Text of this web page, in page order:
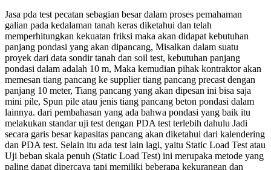
Jasa pda test pecatan sebagian besar dalam proses pemahaman
galian pada kedalaman tanah keras diketahui dan telah
memperhitungkan kekuatan friksi maka akan didapat kebutuhan
panjang pondasi yang akan dipancang, Misalkan dalam suatu
proyek dari data sondir tanah dan soil test, kebutuhan panjang
pondasi dalam adalah 10 m, Maka kemudian pihak kontraktor akan
memesan tiang pancang ke supplier tiang pancang precast dengan
panjang 10 meter, Tiang pancang yang akan dipesan ini bisa saja
mini pile, Spun pile atau jenis tiang pancang beton pondasi dalam
lainnya. dari pembahasan yang ada bahwa pondasi yang baik itu
melakukan standar uji test dengan PDA test terlebih dahulu Jadi
secara garis besar kapasitas pancang akan diketahui dari kalendering
dan PDA test. Selain itu ada test lain lagi, yaitu Static Load Test atau
Uji beban skala penuh (Static Load Test) ini merupaka metode yang
paling dapat dipercaya tapi memiliki beberapa kekurangan dan